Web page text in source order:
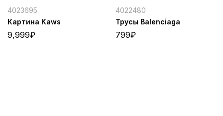
4023695
Картина Kaws
9,999₽
4022480
Трусы Balenciaga
799₽